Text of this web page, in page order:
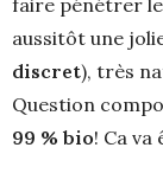
aussitôt une
discret), très
Question
99 % bio! Ca